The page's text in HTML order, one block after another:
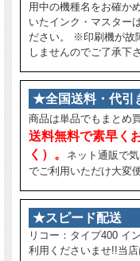
用中の機種名をお確か
いたインク・マスター
ださい。 ※印刷機が故
しませんのでご了承下さ
★全国送料・代引
商品は単品でもまとめ
送料無料で素早く
く）。
ネット通販で
でご利用いただけ大変
★スピード配送
リコー：タイプ400 イ
利用くださいませ!!当